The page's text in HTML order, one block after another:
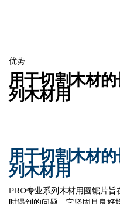
优势
用于切割木材
列木材用
用于切割木材
列木材用
PRO专业系列木材用圆锯片